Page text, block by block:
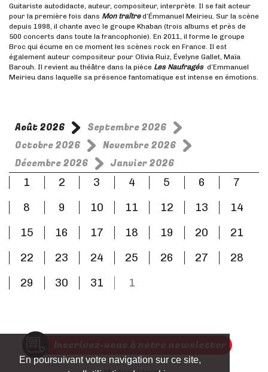
En poursuivant votre navigation sur ce site,
Guitariste autodidacte, auteur, compositeur, interprète. Il se fait acteur
pour la première fois dans Mon traîtred’Émmanuel Meirieu. Sur la scène
depuis 1998, il chante avec le groupe Khaban (trois albums et près de
500 concerts dans toute la francophonie). En 2011, il forme le groupe
Broc qui écume en ce moment les scènes rock en France. Il est
également auteur compositeur pour Olivia Ruiz, Évelyne Gallet, Maïa
Barouh. Il revient au théâtre dans la pièce Les Naufragés d’Emmanuel
Meirieu dans laquelle sa présence fantomatique est intense en émotions.
Août 2026
Septembre 2026
Octobre 2026
Novembre 2026
Décembre 2026
Janvier 2026
1
2 3 4 5 6
7
8
9 10 11 12 13
14
15
16 17 18 19 20
21
22
23 24 25 26 27
28
29
30 31 1